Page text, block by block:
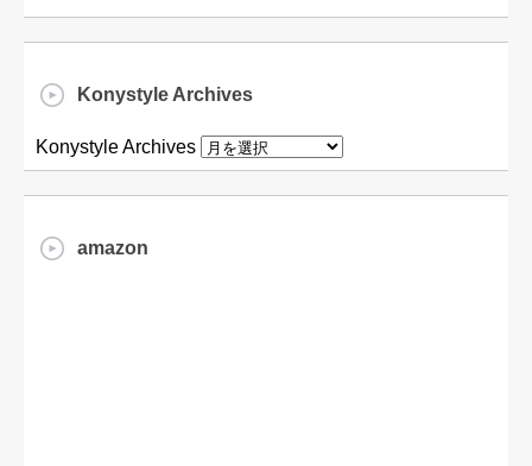
Konystyle Archives
Konystyle Archives
amazon